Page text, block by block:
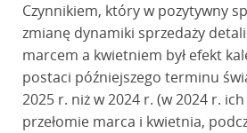
Czynnikiem, który w pozytywny
zmianę dynamiki sprzedaży
marcem a kwietniem był efekt
postaci późniejszego terminu
2025 r. niż w 2024 r. (w 2024 r.
przełomie marca i kwietnia,